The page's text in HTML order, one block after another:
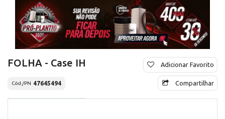
FOLHA - Case IH
Cód./PN 47645494
Adicionar Favorito
Compartilhar